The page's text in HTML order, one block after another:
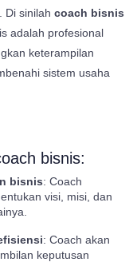
. Di sinilah coach bisnis
adalah profesional
keterampilan
sistem usaha
bisnis:
bisnis: Coach
visi, misi, dan
: Coach akan
keputusan